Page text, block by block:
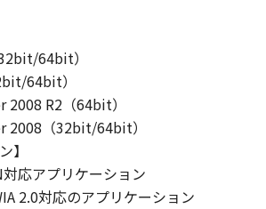
れらの販売代理店または販売店
本ソフトウェア」に関して、商
の目的への適合性の保証を含
証も、明示たると黙示たるとを
いものとします。
ヤノンのライセンサー、キヤノ
ヤノンの関連会社、それらの販
販売店のいずれも、「本ソフト
または使用不能から生ずるいか
64bit）
64bit）
2008 R2（64bit）
2008（32bit/64bit）
】
応アプリケーション
2.0対応のアプリケーション